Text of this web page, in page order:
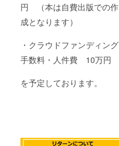
円 （本は自費出版での作
成となります）
・クラウドファンディング
手数料・人件費 10万円
を予定しております。